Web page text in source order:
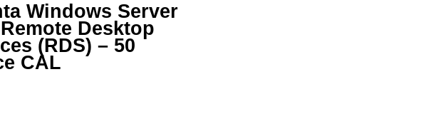
Windows Server
Desktop
(RDS) – 50
CAL